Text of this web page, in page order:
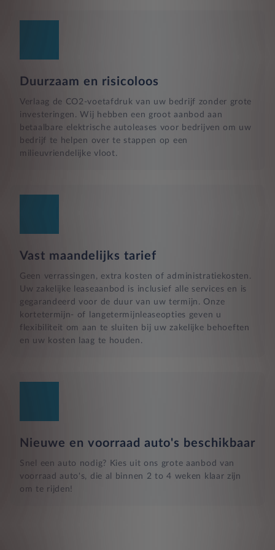
Duurzaam en risicoloos
Verlaag de CO2-voetafdruk van uw bedrijf zonder grote
investeringen. Wij hebben een groot aanbod aan
betaalbare elektrische autoleases voor bedrijven om uw
bedrijf te helpen over te stappen op een
milieuvriendelijke vloot.
Vast maandelijks tarief
Geen verrassingen, extra kosten of administratiekosten.
Uw zakelijke leaseaanbod is inclusief alle services en is
gegarandeerd voor de duur van uw termijn. Onze
kortetermijn- of langetermijnleaseopties geven u
flexibiliteit om aan te sluiten bij uw zakelijke behoeften
en uw kosten laag te houden.
Nieuwe en voorraad auto's beschikbaar
Snel een auto nodig? Kies uit ons grote aanbod van
voorraad auto's, die al binnen 2 to 4 weken klaar zijn
om te rijden!